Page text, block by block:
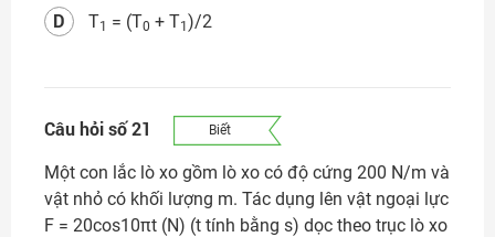
T1 = (T0 + T1)/2
D
Câu hỏi số 21 Biết
Một con lắc lò xo gồm lò xo có độ cứng 200 N/m và
vật nhỏ có khối lượng m. Tác dụng lên vật ngoại lực
F = 20cos10πt (N) (t tính bằng s) dọc theo trục lò xo